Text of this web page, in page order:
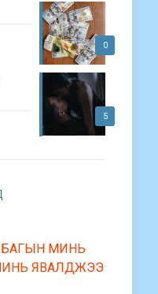
0
5
БАГЫН МИНЬ
ЯВАЛДЖЭЭ